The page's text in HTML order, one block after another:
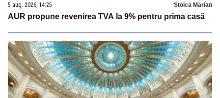
5 aug. 2026, 14:25 Stoica Marian
AUR propune revenirea TVA la 9% pentru prima casă